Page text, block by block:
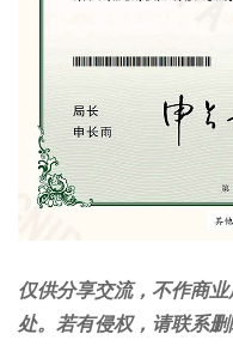
仅供分享交流，不作商
处。若有侵权，请联系删